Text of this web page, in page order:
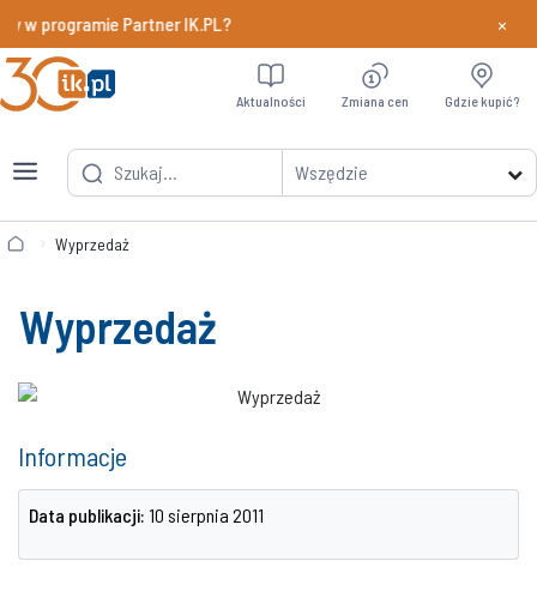
w programie Partner IK.PL? Dowiedz
×
Wszędzie
Aktualności Zmiana cen Gdzie kupić?
Wyprzedaż
Wyprzedaż
Informacje
Data publikacji: 10 sierpnia 2011